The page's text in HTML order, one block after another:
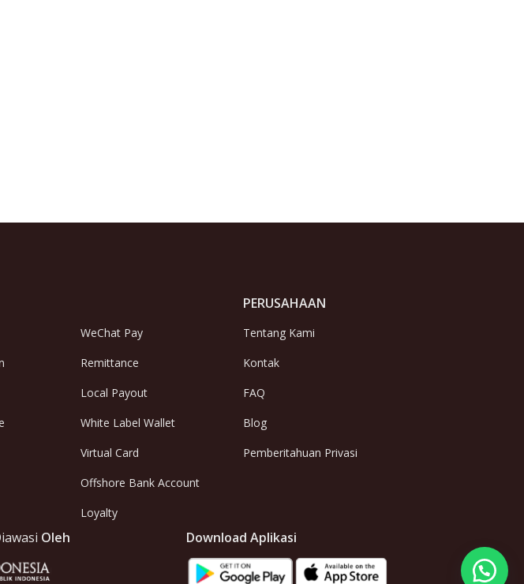
WeChat Pay
Remittance
Local Payout
White Label Wallet
Virtual Card
Offshore Bank Account
Loyalty
PERUSAHAAN
Tentang Kami
Kontak
FAQ
Blog
Pemberitahuan Privasi
Oleh Download Aplikasi